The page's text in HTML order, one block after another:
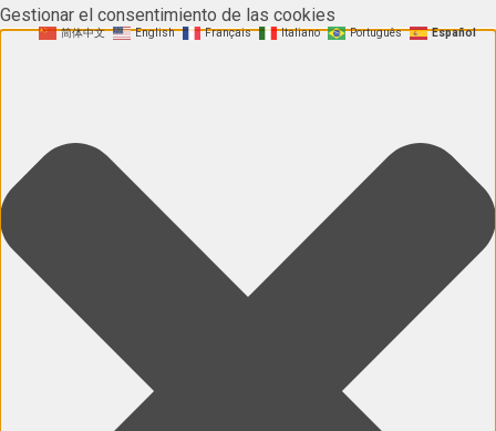
Gestionar el consentimiento de las cookies
简体中文 English Français Italiano Português Español